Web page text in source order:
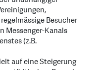
Besucher
Messenger-Kanals
(z.B.
auf eine Steigerung